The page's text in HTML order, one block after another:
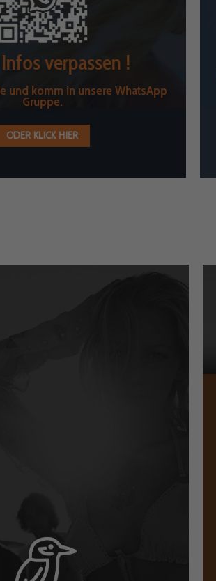
verpassen !
und komm in unsere WhatsApp
Gruppe.
ODER KLICK HIER